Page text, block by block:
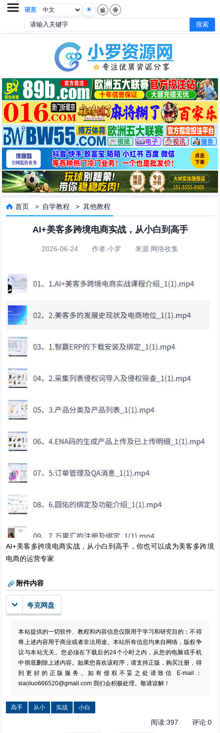
语言

 首页 > 自学教程 >其他教程
AI+美客多跨境电商实战，从小白到高手
2026-06-24 作者:小罗 来源:网络收集
AI+美客多跨境电商实战，从小白到高手，你也可以成为美客多跨境
电商的运营专家
附件内容
夸克网盘
本站提供的一切软件、教程和内容信息仅限用于学习和研究目的；不得
将上述内容用于商业或者非法用途。本站所有信息均来自网络，版权争
议与本站无关。您必须在下载后的24个小时之内，从您的电脑或手机
中彻底删除上述内容。如果您喜欢该程序，请支持正版，购买注册，得
到更好的正版服务。如有侵权不妥之处请致信 E-mail：
xiaoluo666520@gmail.com 我们会积极处理。敬请谅解！
高手 从小 实战 小白
阅读:397 评论:0